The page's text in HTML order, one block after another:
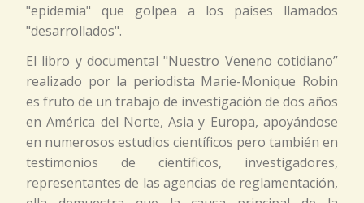
"epidemia" que golpea a los países llamados
"desarrollados".
El libro y documental "Nuestro Veneno cotidiano”
realizado por la periodista Marie-Monique Robin
es fruto de un trabajo de investigación de dos años
en América del Norte, Asia y Europa, apoyándose
en numerosos estudios científicos pero también en
testimonios de científicos, investigadores,
representantes de las agencias de reglamentación,